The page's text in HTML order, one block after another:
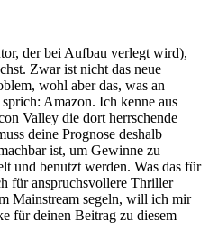
der bei Aufbau verlegt wird),
Zwar ist nicht das neue
wohl aber das, was an
Amazon. Ich kenne aus
Valley die dort herrschende
deine Prognose deshalb
ist, um Gewinne zu
und benutzt werden. Was das für
für anspruchsvollere Thriller
Mainstream segeln, will ich mir
für deinen Beitrag zu diesem